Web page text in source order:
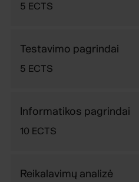
5 ECTS
Testavimo pagrindai
5 ECTS
Informatikos pagrindai
10 ECTS
Reikalavimų analizė